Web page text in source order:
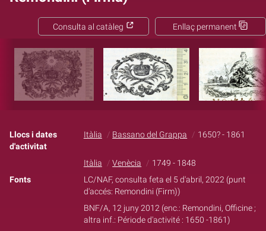
Enllaç permanent
Consulta al catàleg
Llocs i dates
d'activitat
Itàlia Bassano del Grappa 1650? - 1861
Itàlia Venècia
1749 - 1848
Fonts
LC/NAF, consulta feta el 5 d'abril, 2022 (punt
d'accés: Remondini (Firm))
BNF/A, 12 juny 2012 (enc.: Remondini, Officine ;
altra inf.: Période d'activité : 1650 -1861)